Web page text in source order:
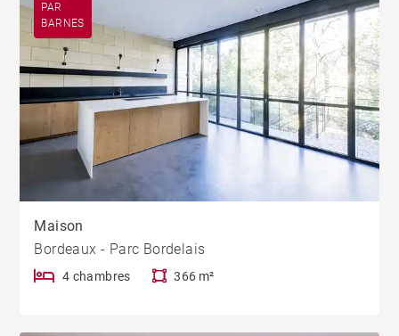
PAR
BARNES
Maison
Bordeaux - Parc Bordelais
4 chambres 366 m²